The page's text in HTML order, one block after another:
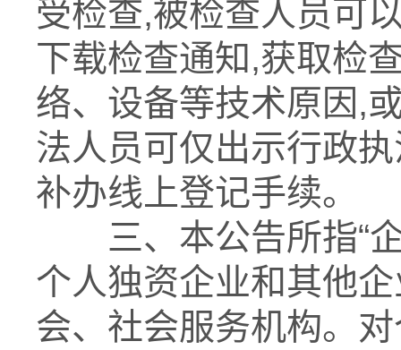
受检查,被检查人员可
下载检查通知,获取检
络、设备等技术原因,
法人员可仅出示行政
补办线上登记手续。
三、本公告所指“
个人独资企业和其他
会、社会服务机构。